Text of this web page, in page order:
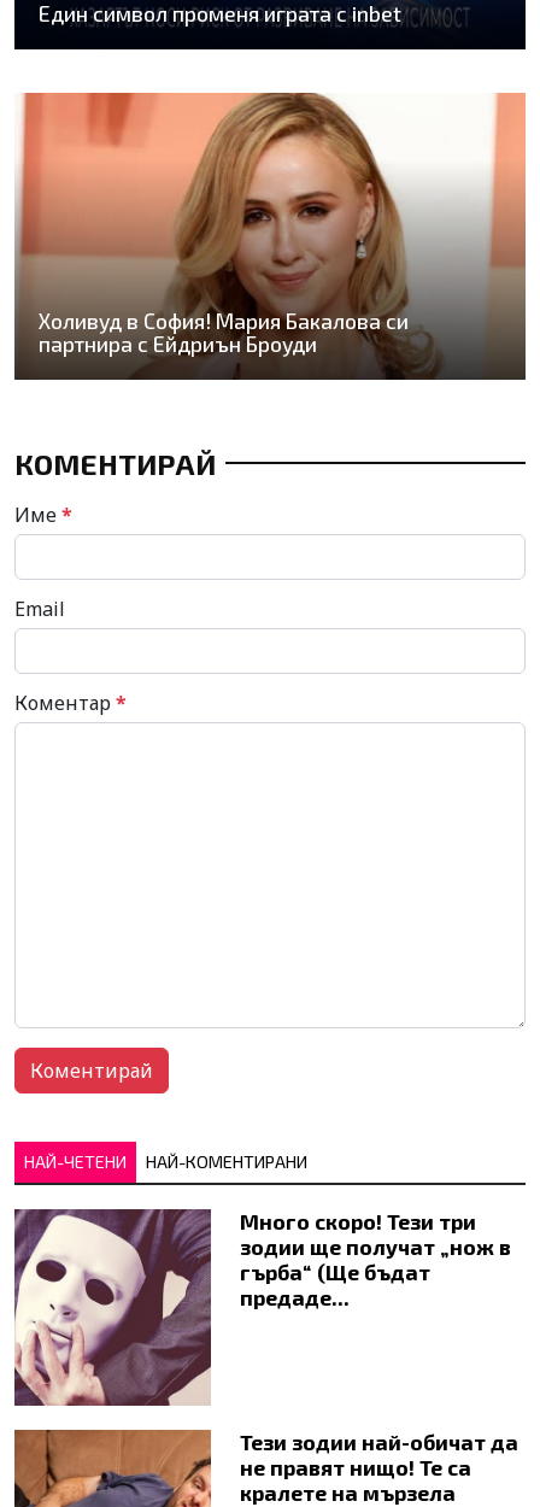
Един символ променя играта с inbet
Холивуд в София! Мария Бакалова си
партнира с Ейдриън Броуди
КОМЕНТИРАЙ
Име*
Email
Коментар*
НАЙ-ЧЕТЕНИ НАЙ-КОМЕНТИРАНИ
Много скоро! Тези три
зодии ще получат „нож в
гърба“ (Ще бъдат
предаде...
Тези зодии най-обичат да
не правят нищо! Те са
кралете на мързела